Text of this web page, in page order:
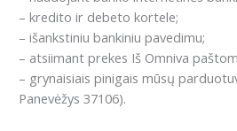
– kredito ir debeto kortele;
– išankstiniu bankiniu pavedimu;
– atsiimant prekes Iš Omniva
– grynaisiais pinigais mūsų
Panevėžys 37106).